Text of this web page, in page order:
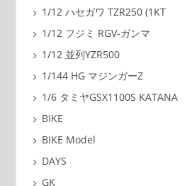
1/12 ハセガワ TZR250 (1KT
1/12 フジミ RGV-ガンマ
1/12 並列YZR500
1/144 HG マジンガーZ
1/6 タミヤGSX1100S KATANA
BIKE
BIKE Model
DAYS
GK